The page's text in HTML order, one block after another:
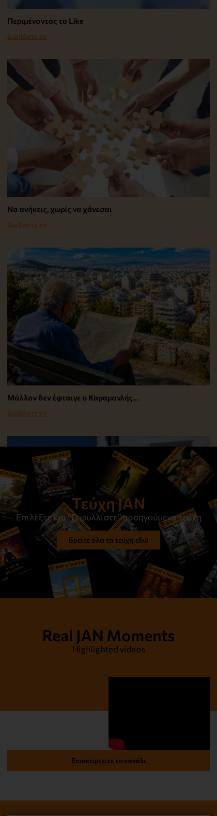
Περιμένοντας το Like
Διαβάστε το
Να ανήκεις, χωρίς να χάνεσαι
Διαβάστε το
Μάλλον δεν έφταιγε ο Καραμανλής…
Διαβάστε το
Στον ίσκιο του μεσημεριού
Τεύχη JAN
Επιλέξτε και “ξεφυλλίστε” προηγούμενα τεύχη
Βρείτε όλα τα τεύχη εδώ
Real JAN Moments
Highlighted videos
Επισκεφτείτε το κανάλι